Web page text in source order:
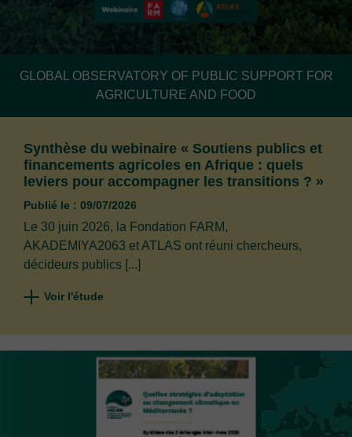
GLOBAL OBSERVATORY OF PUBLIC SUPPORT FOR
AGRICULTURE AND FOOD
Synthèse du webinaire « Soutiens publics et
financements agricoles en Afrique : quels
leviers pour accompagner les transitions ? »
Publié le : 09/07/2026
Le 30 juin 2026, la Fondation FARM,
AKADEMIYA2063 et ATLAS ont réuni chercheurs,
décideurs publics [...]
Voir l'étude